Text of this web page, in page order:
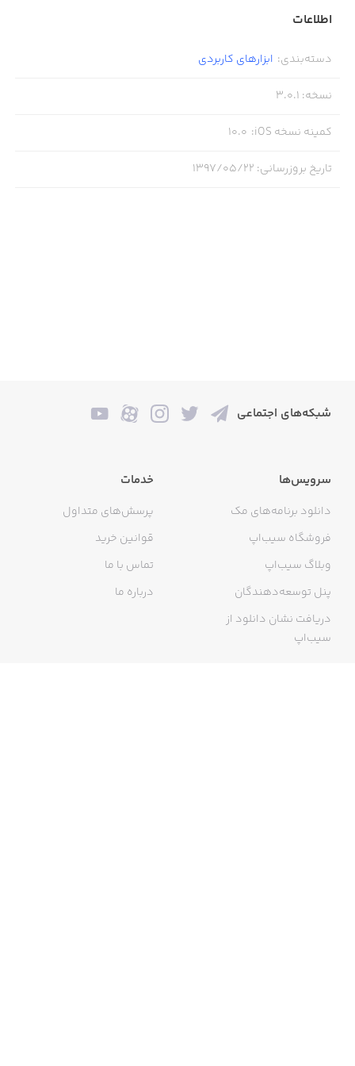
اطلاعات
دسته‌بندی: ابزار‌های کاربردی
نسخه:
3.0.1
کمینه نسخه iOS :
10.0
تاریخ بروزرسانی: ۱۳۹۷/۰۵/۲۲
شبکه‌های اجتماعی
سرویس‌ها
دانلود برنامه‌های مک
فروشگاه سیب‌اپ
وبلاگ سیب‌اپ
پنل توسعه‌دهندگان
دریافت نشان دانلود از
سیب‌اپ
خدمات
پرسش‌های متداول
قوانین خرید
تماس با ما
درباره ما